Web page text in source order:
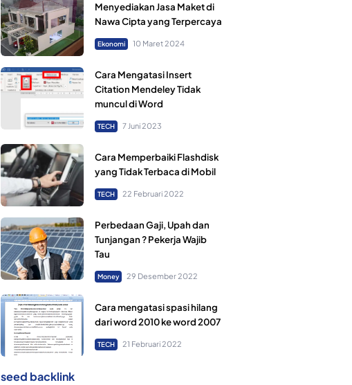
Menyediakan Jasa Maket di
Nawa Cipta yang Terpercaya
Ekonomi 10 Maret 2024
Cara Mengatasi Insert
Citation Mendeley Tidak
muncul di Word
TECH 7 Juni 2023
Cara Memperbaiki Flashdisk
yang Tidak Terbaca di Mobil
TECH 22 Februari 2022
Perbedaan Gaji, Upah dan
Tunjangan ? Pekerja Wajib
Tau
Money 29 Desember 2022
Cara mengatasi spasi hilang
dari word 2010 ke word 2007
TECH 21 Februari 2022
seed backlink